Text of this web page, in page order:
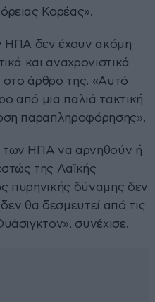
Κορέας».
ΗΠΑ δεν έχουν ακόμη
και αναχρονιστικά
στο άρθρο της. «Αυτό
από μια παλιά τακτική
παραπληροφόρησης».
των ΗΠΑ να αρνηθούν ή
της Λαϊκής
πυρηνικής δύναμης δεν
δεν θα δεσμευτεί από τις
συνέχισε.